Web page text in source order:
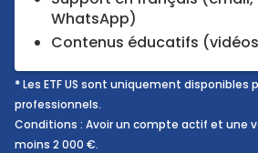
WhatsApp)
Contenus éducatifs
*Les ETF US sont uniquement disponibles
professionnels.
Conditions : Avoir un compte actif et une
moins 2 000 €.